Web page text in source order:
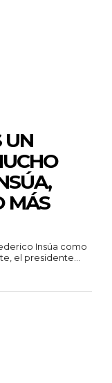
MÁS
Insúa como
el presidente...